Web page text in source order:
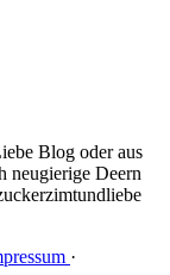
Blog oder aus
neugierige Deern
·